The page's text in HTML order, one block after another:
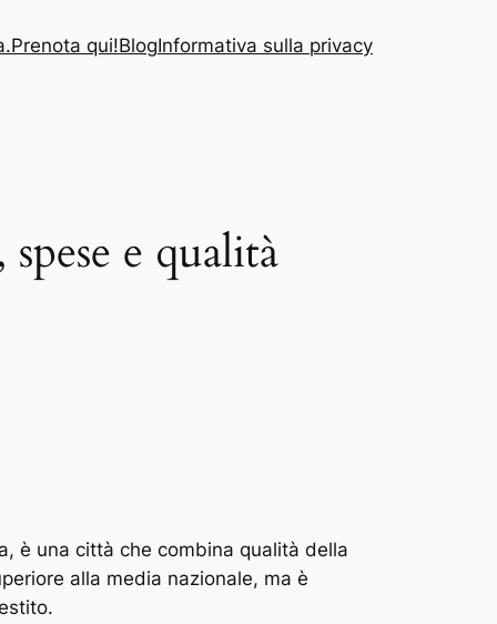
Prenota qui!BlogInformativa sulla privacy
e qualità
è una città che combina qualità della
alla media nazionale, ma è